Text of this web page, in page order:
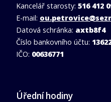
Kancelář starosty: 516 412
E-mail:
Datová schránka: axtb8f4
Číslo bankovního účtu:
IČO: 00636771
Úřední hodiny